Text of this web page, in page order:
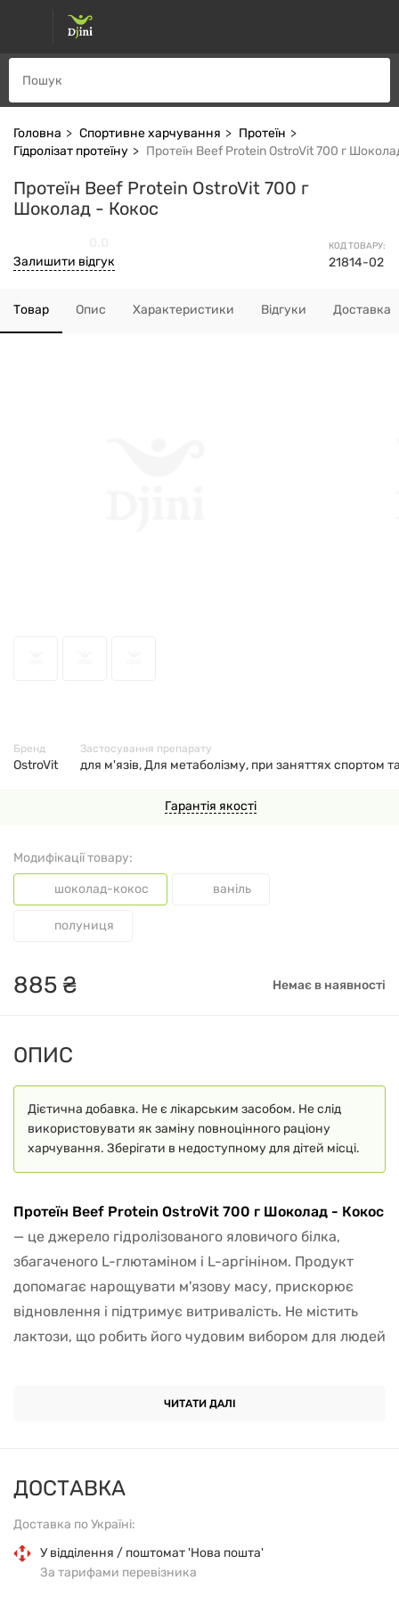
Головна Спортивне харчування
Протеїн
Гідролізат протеїну
Протеїн Beef Protein OstroVit 700 г
Протеїн Beef Protein OstroVit 700 г
Шоколад - Кокос
КОД ТОВАРУ:
21814-02
Залишити відгук
Товар Опис Характеристики Відгуки Доставка
Гарантія якості
Модифікації товару:
шоколад-кокос ваніль
полуниця
885 ₴ Немає в наявності
ДОСТАВКА
Доставка по Україні:
У відділення / поштомат 'Нова пошта'
За тарифами перевізника
Бренд
OstroVit
Застосування препарату
для м'язів, Для метаболізму, при заняттях спортом
ОПИС
Дієтична добавка. Не є лікарським засобом. Не слід
використовувати як заміну повноцінного раціону
харчування. Зберігати в недоступному для дітей місці.
Протеїн Beef Protein OstroVit 700 г Шоколад - Кокос
— це джерело гідролізованого яловичого білка,
збагаченого L-глютаміном і L-аргініном. Продукт
допомагає нарощувати м'язову масу, прискорює
відновлення і підтримує витривалість. Не містить
лактози, що робить його чудовим вибором для людей
вирізняється високою
засвоюється швидко і забезпечує стабільне
надходження білка без навантаження на травлення.
Зростання та захист м'язової маси.
ЧИТАТИ ДАЛІ